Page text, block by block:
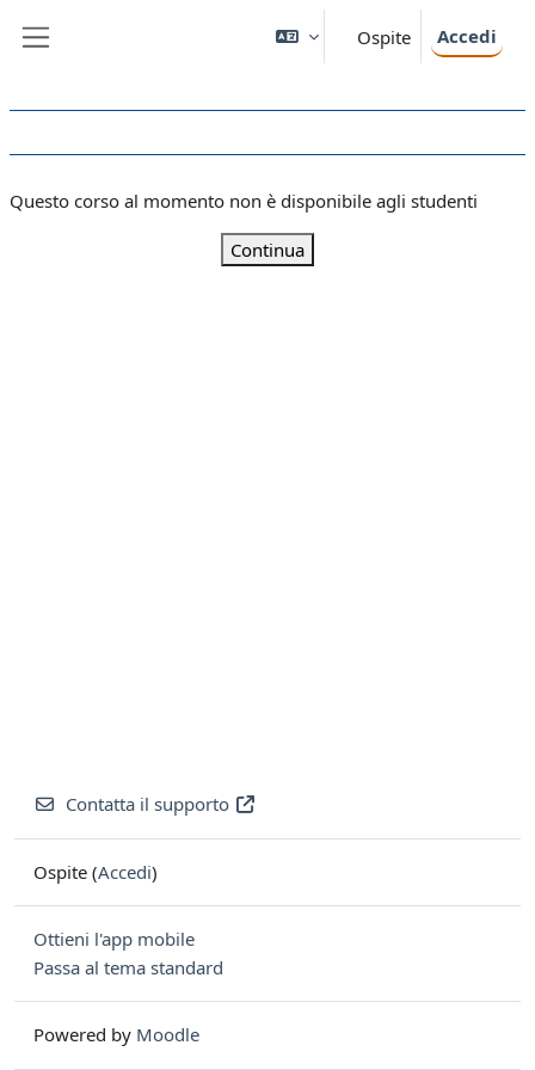
Ospite Accedi
Questo corso al momento non è disponibile agli studenti
Continua
Contatta il supporto
Ospite (Accedi)
Ottieni l'app mobile
Passa al tema standard
Powered by Moodle